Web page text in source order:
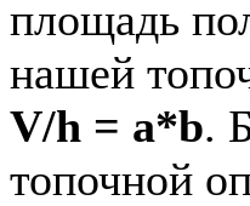
площадь
нашей
V/h = a*b.
топочной